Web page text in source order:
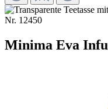
Nr. 12450
Minima Eva